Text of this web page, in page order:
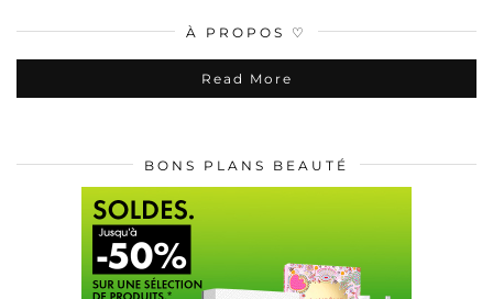
À PROPOS ♡
Read More
BONS PLANS BEAUTÉ